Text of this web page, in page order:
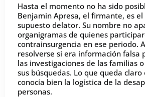
Hasta el momento no ha sido
Benjamin Apresa, el firmante, es
supuesto delator. Su nombre no
organigramas de quienes
contrainsurgencia en ese periodo.
resolverse si era información falsa
las investigaciones de las familias
sus búsquedas. Lo que queda
conocía bien la logística de la
personas.